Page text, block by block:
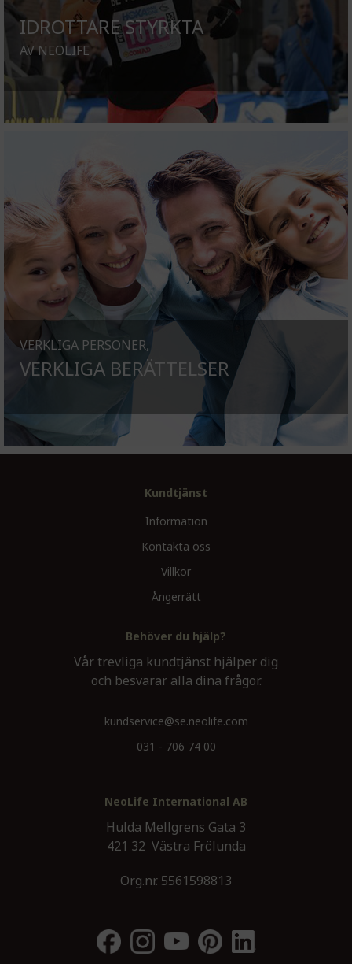
IDROTTARE STYRKTA
AV NEOLIFE
VERKLIGA PERSONER,
VERKLIGA BERÄTTELSER
Kundtjänst
Information
Kontakta oss
Villkor
Ångerrätt
Behöver du hjälp?
Vår trevliga kundtjänst hjälper dig
och besvarar alla dina frågor.
kundservice@se.neolife.com
031 - 706 74 00
NeoLife International AB
Hulda Mellgrens Gata 3
421 32 Västra Frölunda
Org.nr. 5561598813